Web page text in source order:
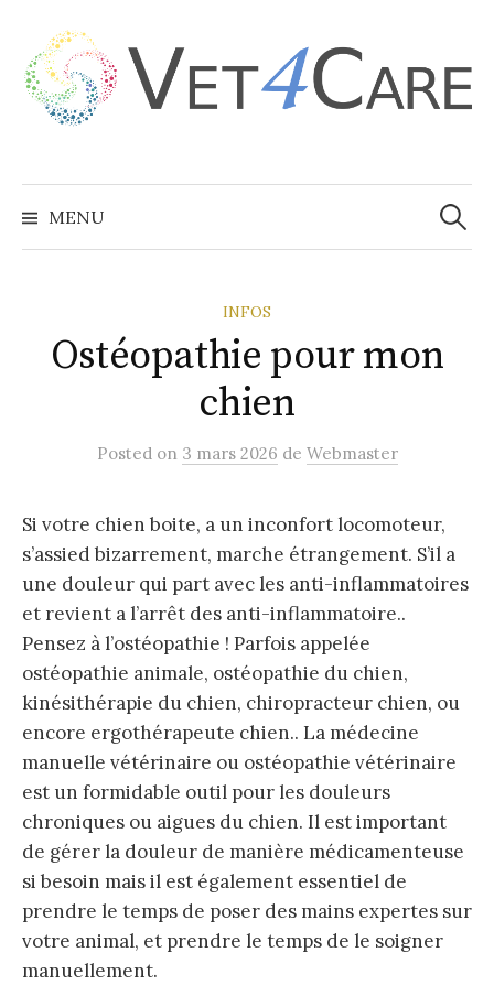
contenu
MENU
INFOS
Ostéopathie pour mon
chien
Posted on 3 mars 2026 de Webmaster
Si votre chien boite, a un inconfort locomoteur,
s’assied bizarrement, marche étrangement. S’il a
une douleur qui part avec les anti-inflammatoires
et revient a l’arrêt des anti-inflammatoire..
Pensez à l’ostéopathie ! Parfois appelée
ostéopathie animale, ostéopathie du chien,
kinésithérapie du chien, chiropracteur chien, ou
encore ergothérapeute chien.. La médecine
manuelle vétérinaire ou ostéopathie vétérinaire
est un formidable outil pour les douleurs
chroniques ou aigues du chien. Il est important
de gérer la douleur de manière médicamenteuse
si besoin mais il est également essentiel de
prendre le temps de poser des mains expertes sur
votre animal, et prendre le temps de le soigner
manuellement.